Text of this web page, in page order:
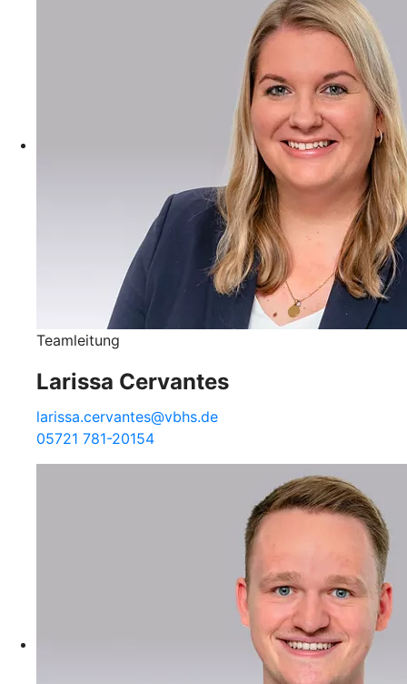
Teamleitung
Larissa Cervantes
larissa.cervantes@vbhs.de
05721 781-20154